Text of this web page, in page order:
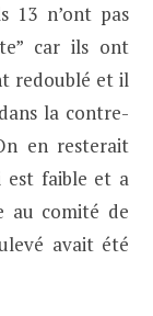
13 n’ont pas
car ils ont
redoublé et il
la contre-
en resterait
est faible et a
au comité de
avait été